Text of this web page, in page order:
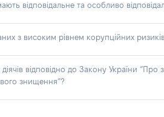
відповідальне та особливо
з високим рівнем корупційних
відповідно до Закону України
знищення”?